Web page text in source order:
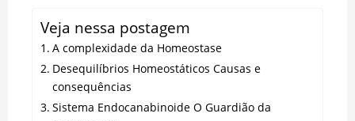
Veja nessa postagem
A complexidade da Homeostase
Desequilíbrios Homeostáticos Causas e
consequências
Sistema Endocanabinoide O Guardião da